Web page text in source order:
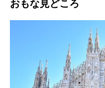
おもな見どころ